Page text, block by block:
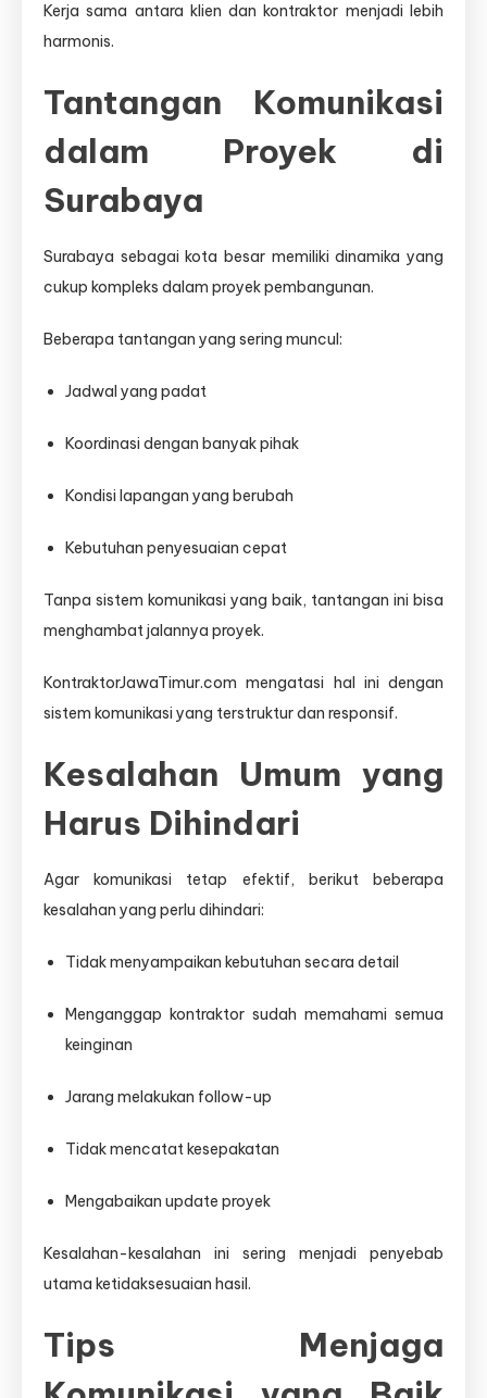
Kerja sama antara klien dan kontraktor menjadi lebih
harmonis.
Tantangan Komunikasi
dalam Proyek di
Surabaya
Surabaya sebagai kota besar memiliki dinamika yang
cukup kompleks dalam proyek pembangunan.
Beberapa tantangan yang sering muncul:
Jadwal yang padat
Koordinasi dengan banyak pihak
Kondisi lapangan yang berubah
Kebutuhan penyesuaian cepat
Tanpa sistem komunikasi yang baik, tantangan ini bisa
menghambat jalannya proyek.
KontraktorJawaTimur.com mengatasi hal ini dengan
sistem komunikasi yang terstruktur dan responsif.
Kesalahan Umum yang
Harus Dihindari
Agar komunikasi tetap efektif, berikut beberapa
kesalahan yang perlu dihindari:
Tidak menyampaikan kebutuhan secara detail
Menganggap kontraktor sudah memahami semua
keinginan
Jarang melakukan follow-up
Tidak mencatat kesepakatan
Mengabaikan update proyek
Kesalahan-kesalahan ini sering menjadi penyebab
utama ketidaksesuaian hasil.
Tips Menjaga